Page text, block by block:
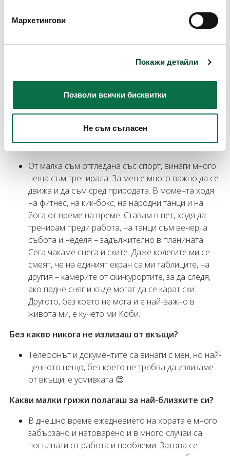
Маркетингови
Покажи детайли
Позволи всички бисквитки
Не съм съгласен
повече за това и смятам, че никой не може да
избегне всички рискове, всичко се случва, още
помислиш предварително, не хората да се вайкат
предварително.
свободното си време? Каза, че природата на
България не я заменяш за нищо.
От малка съм отгледана със спорт, винаги много
неща съм тренирала. За мен е много важно да се
движа и да съм сред природата. В момента ходя
на фитнес, на кик-бокс, на народни танци и на
йога от време на време. Ставам в пет, ходя да
тренирам преди работа, на танци съм вечер, а
събота и неделя – задължително в планината.
Сега чакаме снега и ските. Даже колегите ми се
смеят, че на единият екран са ми таблиците, на
другия – камерите от ски-курортите, за да следя,
ако падне сняг и къде могат да се карат ски.
Другото, без което не мога и е най-важно в
живота ми, е кучето ми Коби.
Без какво никога не излизаш от вкъщи?
Телефонът и документите са винаги с мен, но най-
ценното нещо, без което не трябва да излизаме
от вкъщи, е усмивката 😊.
Какви малки грижи полагаш за най-близките си?
В днешно време ежедневието на хората е много
забързано и натоварено и в много случаи са
погълнати от работа и проблеми. Затова се